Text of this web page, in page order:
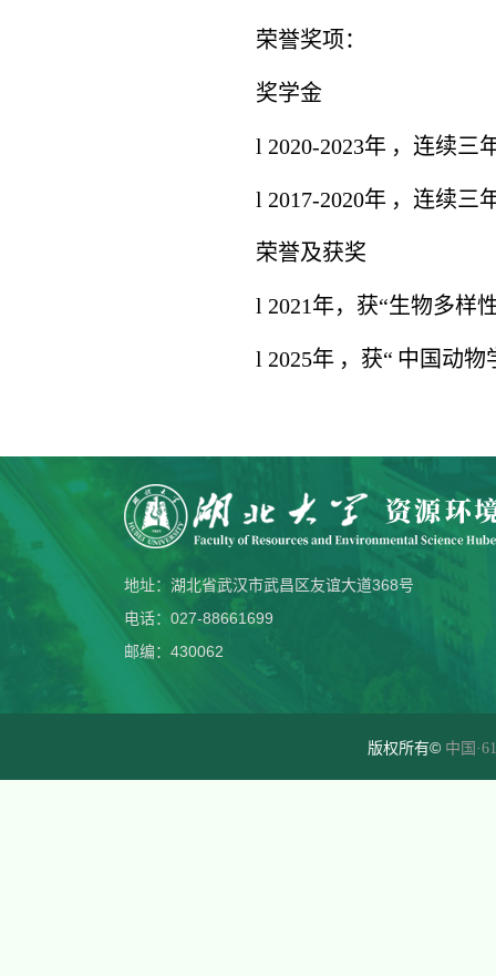
荣誉奖项 ：
奖学金
l 2020-2023年 ，连续三
l 2017-2020年 ，连续三
荣誉及获奖
l 2021年，获“生物多样
l 2025年 ，获“ 中国动物
地址：湖北省武汉市武昌区友谊大道368号
电话：027-88661699
邮编：430062
版权所有© 中国